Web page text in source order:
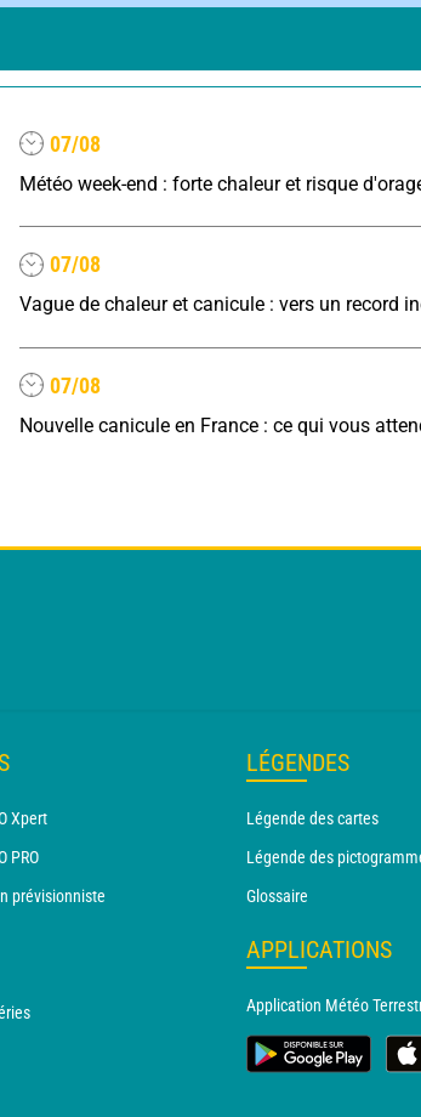
07/08
Météo week-end : forte chaleur et risque
07/08
07/08
Nouvelle canicule en France : ce qui vous
Xpert
PRO
prévisionniste
LÉGENDES
Légende des cartes
Légende des
Glossaire
APPLICATIONS
Application Météo